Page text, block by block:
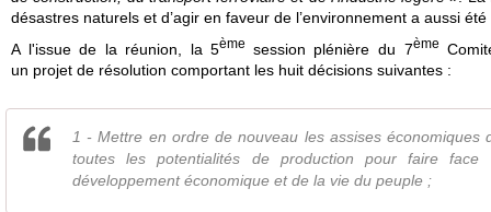
désastres naturels et d’agir en faveur de l’environnement a aussi
A l'issue de la réunion , la 5ème session plénière du 7ème
un projet de résolution comportant les huit décisions suivantes :
1 - Mettre en ordre de nouveau les assises économiques
toutes les potentialités de production pour faire face
développement économique et de la vie du peuple ;